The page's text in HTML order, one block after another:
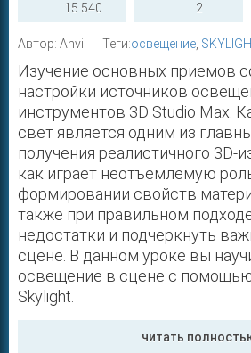
15 540 2
Автор: Anvi | Теги:освещение
Изучение основных приемов
настройки источников
инструментов 3D Studio Max.
свет является одним из
получения реалистичного 3D-
как играет неотъемлемую
формировании свойств
также при правильном
недостатки и подчеркнуть
сцене. В данном уроке вы
освещение в сцене с
Skylight.
читать